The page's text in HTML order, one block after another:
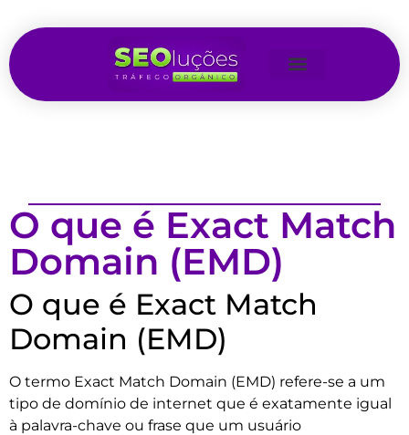
O que é Exact Match
Domain (EMD)
O que é Exact Match
Domain (EMD)
O termo Exact Match Domain (EMD) refere-se a um
tipo de domínio de internet que é exatamente igual
à palavra-chave ou frase que um usuário